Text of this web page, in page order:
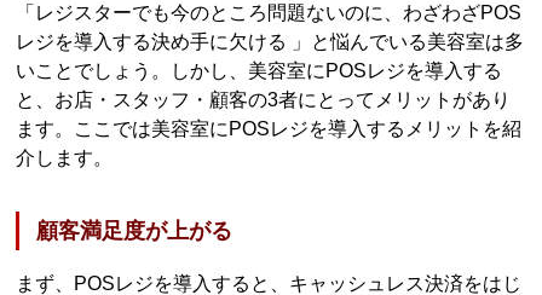
「レジスターでも今のところ問題ないのに、わざわざPOS
レジを導入する決め手に欠ける 」と悩んでいる美容室は多
いことでしょう。しかし、美容室にPOSレジを導入する
と、お店・スタッフ・顧客の3者にとってメリットがあり
ます。ここでは美容室にPOSレジを導入するメリットを紹
介します。
顧客満足度が上がる
まず、POSレジを導入すると、キャッシュレス決済をはじ